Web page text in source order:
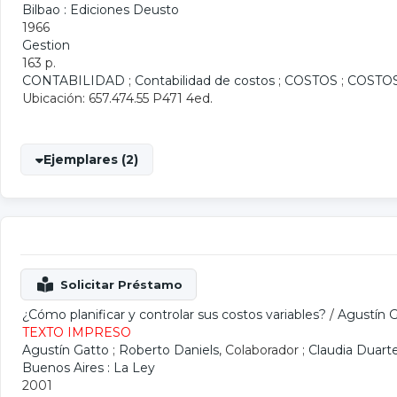
Bilbao : Ediciones Deusto
1966
Gestion
163 p.
CONTABILIDAD ; Contabilidad de costos ; COSTOS ;
Ubicación: 657.474.55 P471 4ed.
Ejemplares (2)
¿Cómo planificar y controlar sus costos variables? / Agustín
TEXTO IMPRESO
Agustín Gatto ; Roberto Daniels, Colaborador ; Claudia
Buenos Aires : La Ley
2001